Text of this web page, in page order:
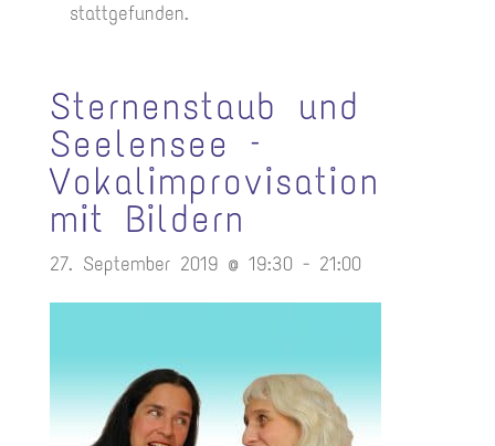
stattgefunden.
Sternenstaub und
Seelensee –
Vokalimprovisation
mit Bildern
27. September 2019 @ 19:30 - 21:00